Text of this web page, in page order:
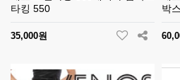
타킹 550
35,000원
박